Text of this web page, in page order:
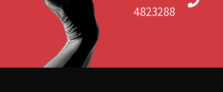
4823288